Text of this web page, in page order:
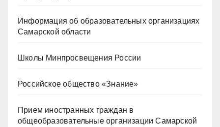
Информация об образовательных организациях
Самарской области
Школы Минпросвещения России
Российское общество «Знание»
Прием иностранных граждан в
общеобразовательные организации Самарской